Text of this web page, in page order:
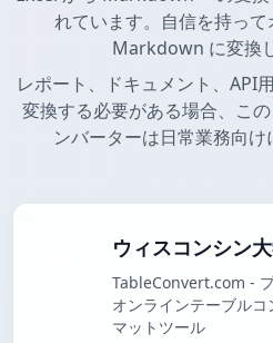
れています。自信を持っ
Markdown に変換
レポート、ドキュメント、API
変換する必要がある場合、こ
ンバーターは日常業務向け
ウィスコンシン
TableConvert.com -
オンラインテーブル
マットツール